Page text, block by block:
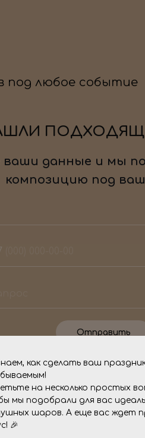
как сделать ваш
на несколько простых
мы подобрали для вас
шаров. А еще вас ждет
🎉
под любое событие
Отправить
данные и мы
композицию под
стало
вы